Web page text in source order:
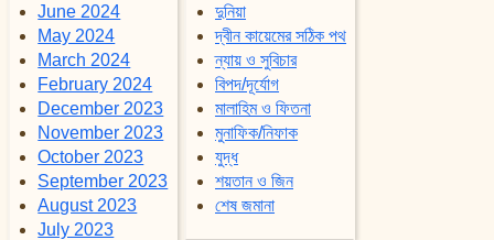
June 2024
May 2024
March 2024
February 2024
December 2023
November 2023
October 2023
September 2023
August 2023
July 2023
দুনিয়া
দ্বীন কায়েমের সঠিক পথ
ন্যায় ও সুবিচার
বিপদ/দূর্যোগ
মালাহিম ও ফিতনা
মুনাফিক/নিফাক
যুদ্ধ
শয়তান ও জিন
শেষ জমানা